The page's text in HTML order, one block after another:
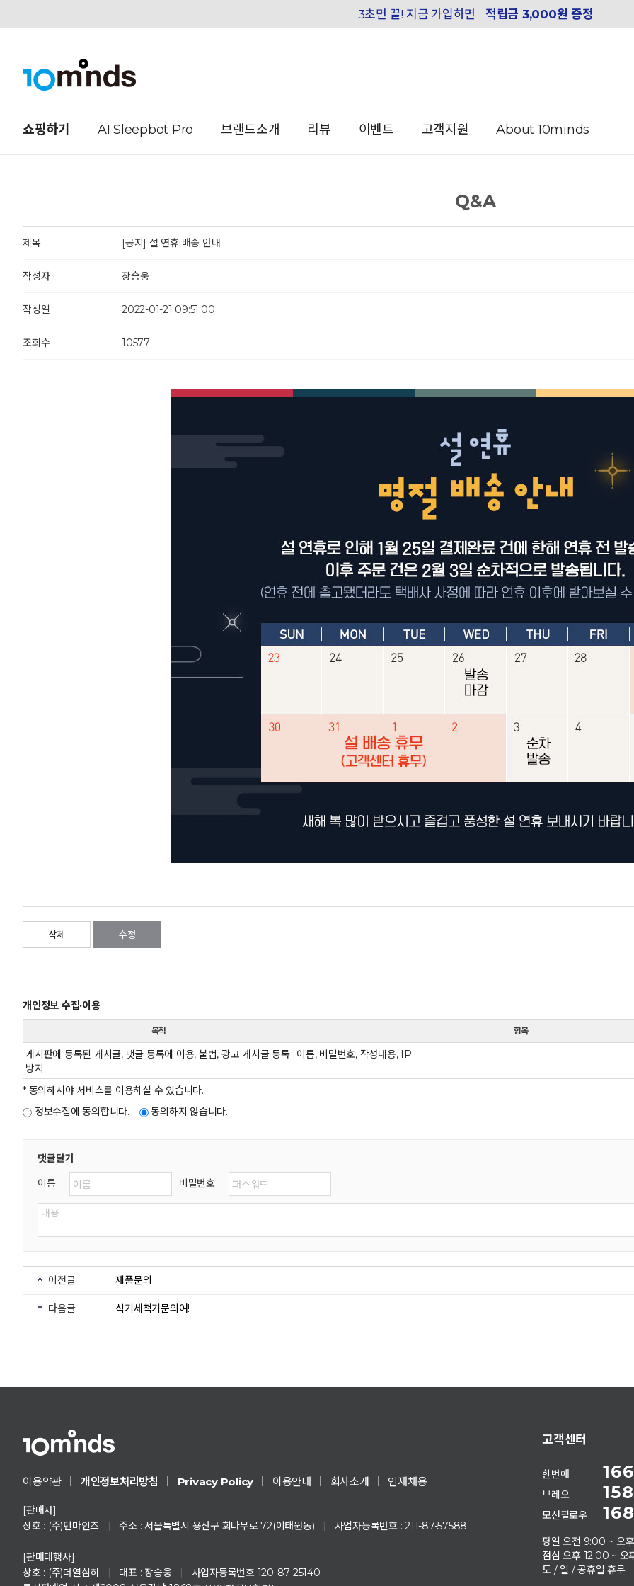
3초면 끝! 지금 가입하면 적립금 3,000원 증정
쇼핑하기 AI Sleepbot Pro 브랜드소개 리뷰 이벤트 고객지원 About 10minds
Q&A
제목 [공지] 설 연휴 배송 안내
작성자 장승웅
작성일 2022-01-21 09:51:00
조회수 10577
삭제 수정
개인정보 수집·이용
목적 항목
게시판에 등록된 게시글, 댓글 등록에 이용, 불법, 광고 게시글 등록
방지
이름, 비밀번호, 작성내용, IP
* 동의하셔야 서비스를 이용하실 수 있습니다.
정보수집에 동의합니다.
동의하지 않습니다.
댓글달기
이름 :
비밀번호 :
이전글 제품문의
다음글 식기세척기문의여!
이용약관 개인정보처리방침 Privacy Policy 이용안내 회사소개 인재채용
[판매사]
상호 : (주)텐마인즈
| 주소 : 서울특별시 용산구 회나무로 72(이태원동) | 사업자등록번호 : 211-87-57588
[판매대행사]
상호 : (주)더열심히
| 대표 : 장승웅 |
사업자등록번호 120-87-25140
고객센터
한번애
브레오
모션필로우
평일 오전 9:00 ~ 오
점심 오후 12:00 ~ 오
토 / 일 / 공휴일 휴무